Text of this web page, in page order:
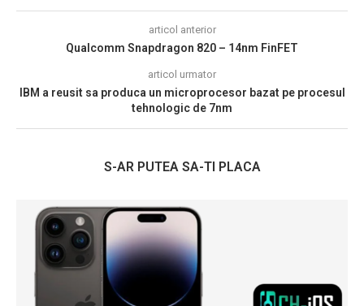
articol anterior
Qualcomm Snapdragon 820 – 14nm FinFET
articol urmator
IBM a reusit sa produca un microprocesor bazat pe procesul
tehnologic de 7nm
S-AR PUTEA SA-TI PLACA